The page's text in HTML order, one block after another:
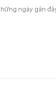
ngày gần